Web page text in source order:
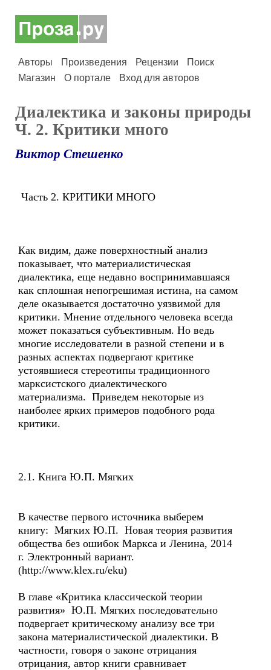
Авторы Произведения Рецензии
Поиск
Магазин
О портале Вход для авторов
Диалектика и законы природы
Ч. 2. Критики много
Виктор Стешенко
Часть 2. КРИТИКИ МНОГО
Как видим, даже поверхностный анализ
показывает, что материалистическая
диалектика, еще недавно воспринимавшаяся
как сплошная непогрешимая истина, на самом
деле оказывается достаточно уязвимой для
критики. Мнение отдельного человека всегда
может показаться субъективным. Но ведь
многие исследователи в разной степени и в
разных аспектах подвергают критике
устоявшиеся стереотипы традиционного
марксистского диалектического
материализма. Приведем некоторые из
наиболее ярких примеров подобного рода
критики.
2.1. Книга Ю.П. Мягких
В качестве первого источника выберем
книгу: Мягких Ю.П. Новая теория развития
общества без ошибок Маркса и Ленина, 2014
г. Электронный вариант.
(http://www.klex.ru/eku)
В главе «Критика классической теории
развития» Ю.П. Мягких последовательно
подвергает критическому анализу все три
закона материалистической диалектики. В
частности, говоря о законе отрицания
отрицания, автор книги сравнивает